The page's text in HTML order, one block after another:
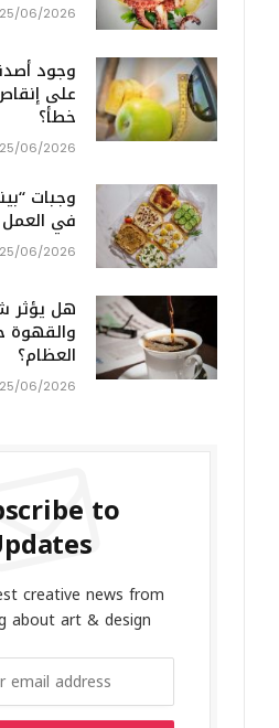
25/06/2026
وجود
على
خطأ؟
25/06/2026
وجبات
في العمل
25/06/2026
هل يؤثر
والقهوة
العظام؟
25/06/2026
to
creative news from
about art & design.